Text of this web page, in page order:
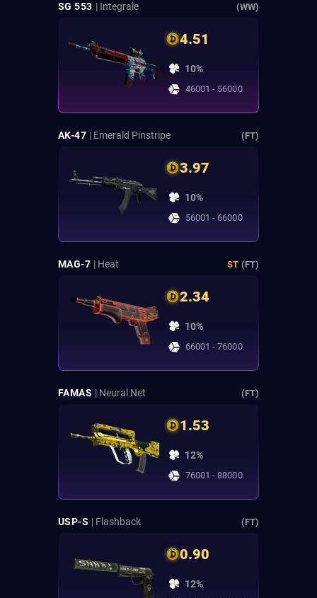
SG 553 | Integrale (WW)
4.51
10%
46001 - 56000
AK-47 | Emerald Pinstripe (FT)
3.97
10%
56001 - 66000
MAG-7 | Heat ST (FT)
2.34
10%
66001 - 76000
FAMAS | Neural Net (FT)
1.53
12%
76001 - 88000
USP-S | Flashback (FT)
0.90
12%